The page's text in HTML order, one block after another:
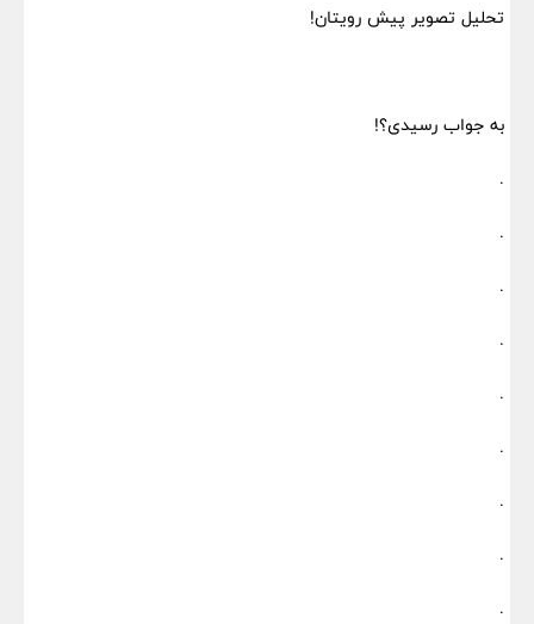
تحلیل تصویر پیش رویتان!
به جواب رسیدی؟!
.
.
.
.
.
.
.
.
.